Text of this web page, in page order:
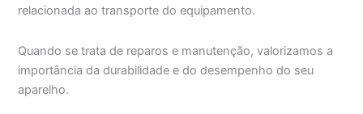
relacionada ao transporte do equipamento.
Quando se trata de reparos e manutenção, valorizamos a
importância da durabilidade e do desempenho do seu
aparelho.